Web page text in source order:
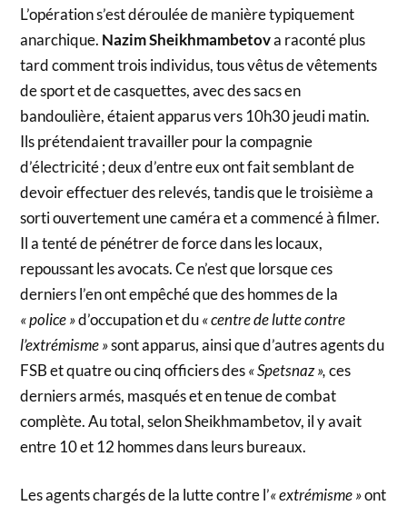
L’opération s’est déroulée de manière typiquement
anarchique. Nazim Sheikhmambetova raconté plus
tard comment trois individus, tous vêtus de vêtements
de sport et de casquettes, avec des sacs en
bandoulière, étaient apparus vers 10h30 jeudi matin.
Ils prétendaient travailler pour la compagnie
d’électricité ; deux d’entre eux ont fait semblant de
devoir effectuer des relevés, tandis que le troisième a
sorti ouvertement une caméra et a commencé à filmer.
Il a tenté de pénétrer de force dans les locaux,
repoussant les avocats. Ce n’est que lorsque ces
derniers l’en ont empêché que des hommes de la
« police »d’occupation et du« centre de lutte contre
l’extrémisme »sont apparus, ainsi que d’autres agents du
FSB et quatre ou cinq officiers des« Spetsnaz »,ces
derniers armés, masqués et en tenue de combat
complète. Au total, selon Sheikhmambetov, il y avait
entre 10 et 12 hommes dans leurs bureaux.
Les agents chargés de la lutte contre l’« extrémisme »ont